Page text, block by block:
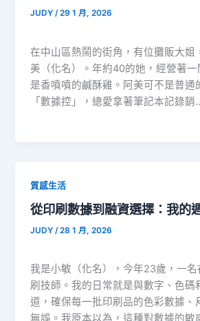
JUDY /29 1 月, 2026
在中山區熱鬧的街角，有位攤販大姐
美（化名）。年約40的她，經營著
是香噴噴的鹹酥雞。阿美可不是普通
「數據控」，總愛拿著筆記本記錄銷
質感生活
從印刷數據到融資選擇：我的
JUDY /28 1 月, 2026
我是小敏（化名），今年23歲，一
刷技師。我的日常就是與數字、色碼
道，確保每一批印刷品的色彩數據、